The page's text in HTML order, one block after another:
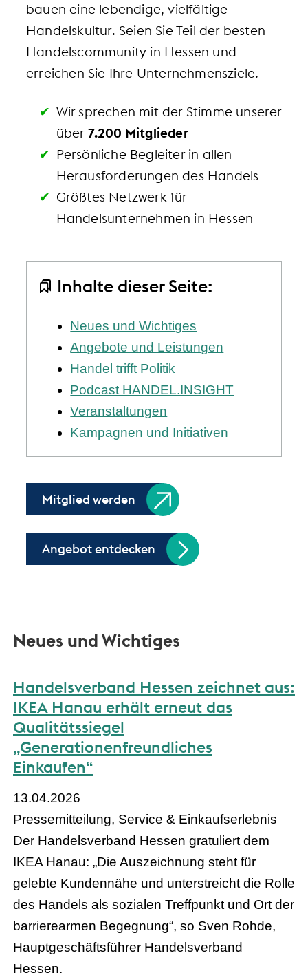
bauen eine lebendige, vielfältige
Handelskultur. Seien Sie Teil der besten
Handelscommunity in Hessen und
erreichen Sie Ihre Unternehmensziele.
Wir sprechen mit der Stimme unserer
über 7.200 Mitglieder
Persönliche Begleiter in allen
Herausforderungen des Handels
Größtes Netzwerk für
Handelsunternehmen in Hessen
Inhalte dieser Seite:
Neues und Wichtiges
Angebote und Leistungen
Handel trifft Politik
Podcast HANDEL.INSIGHT
Veranstaltungen
Kampagnen und Initiativen
Mitglied werden
Angebot entdecken
Neues und Wichtiges
Handelsverband Hessen zeichnet aus:
IKEA Hanau erhält erneut das
Qualitätssiegel
„Generationenfreundliches
Einkaufen“
13.04.2026
Pressemitteilung, Service & Einkaufserlebnis
Der Handelsverband Hessen gratuliert dem
IKEA Hanau: „Die Auszeichnung steht für
gelebte Kundennähe und unterstreicht die Rolle
des Handels als sozialen Treffpunkt und Ort der
barrierearmen Begegnung“, so Sven Rohde,
Hauptgeschäftsführer Handelsverband
Hessen.